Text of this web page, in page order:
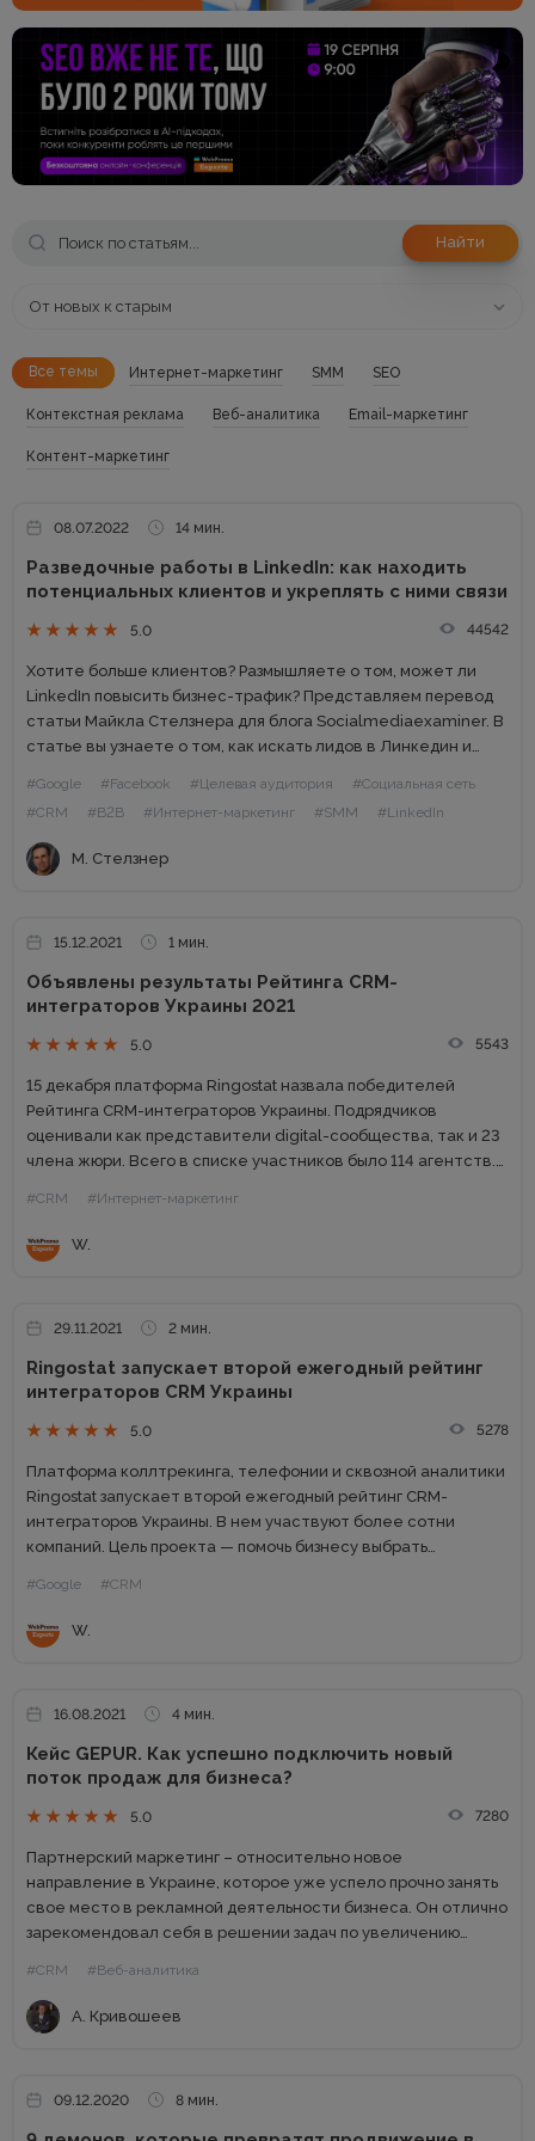
Найти
От новых к старым
Все темы Интернет-маркетинг SMM SEO
Контекстная реклама Веб-аналитика Email-маркетинг
Контент-маркетинг
08.07.2022 14 мин.
Разведочные работы в LinkedIn: как находить
потенциальных клиентов и укреплять с ними связи
5.0 44542
Хотите больше клиентов? Размышляете о том, может ли
LinkedIn повысить бизнес-трафик? Представляем перевод
статьи Майкла Стелзнера для блога Socialmediaexaminer. В
статье вы узнаете о том, как искать лидов в Линкедин и
опыте...
#Google #Facebook #Целевая аудитория
#Социальная сеть
#CRM
#B2B #Интернет-маркетинг #SMM #LinkedIn
М. Стелзнер
15.12.2021 1 мин.
Объявлены результаты Рейтинга CRM-
интеграторов Украины 2021
5.0 5543
15 декабря платформа Ringostat назвала победителей
Рейтинга CRM-интеграторов Украины. Подрядчиков
оценивали как представители digital-сообщества, так и 23
члена жюри. Всего в списке участников было 114 агентств.
компаниям разобраться в рынке автоматизации и найти...
#CRM #Интернет-маркетинг
W.
29.11.2021 2 мин.
Ringostat запускает второй ежегодный рейтинг
интеграторов CRM Украины
5.0 5278
Платформа коллтрекинга, телефонии и сквозной аналитики
Ringostat запускает второй ежегодный рейтинг CRM-
интеграторов Украины. В нем участвуют более сотни
компаний. Цель проекта — помочь бизнесу выбрать
автоматизации более прозрачным и понятным для
#Google #CRM
W.
16.08.2021 4 мин.
Кейс GEPUR. Как успешно подключить новый
поток продаж для бизнеса?
5.0 7280
Партнерский маркетинг – относительно новое
направление в Украине, которое уже успело прочно занять
свое место в рекламной деятельности бизнеса. Он отлично
зарекомендовал себя в решении задач по увеличению
#CRM #Веб-аналитика
А. Кривошеев
09.12.2020 8 мин.